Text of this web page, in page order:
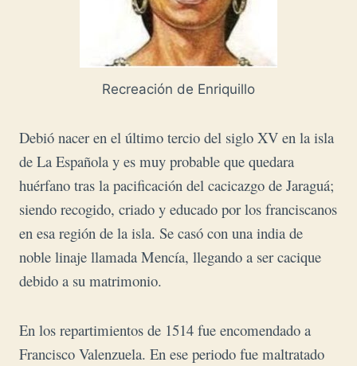
Recreación de Enriquillo
Debió nacer en el último tercio del siglo XV en la isla
de La Española y es muy probable que quedara
huérfano tras la pacificación del cacicazgo de Jaraguá;
siendo recogido, criado y educado por los franciscanos
en esa región de la isla. Se casó con una india de
noble linaje llamada Mencía, llegando a ser cacique
debido a su matrimonio.
En los repartimientos de 1514 fue encomendado a
Francisco Valenzuela. En ese periodo fue maltratado